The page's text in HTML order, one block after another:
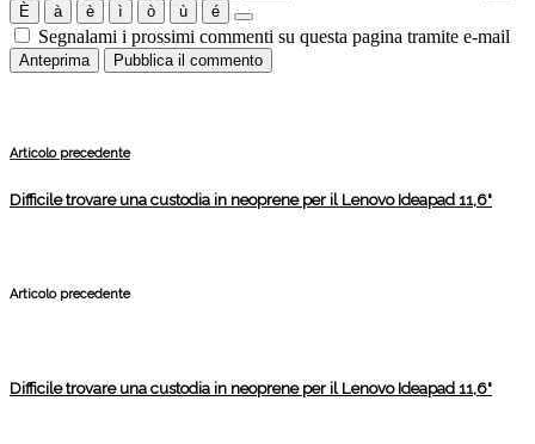
È
à è ì ò ù é
Segnalami i prossimi commenti su questa pagina tramite e-mail
Articolo precedente
Difficile trovare una custodia in neoprene per il Lenovo Ideapad 11,6"
Articolo precedente
Difficile trovare una custodia in neoprene per il Lenovo Ideapad 11,6"